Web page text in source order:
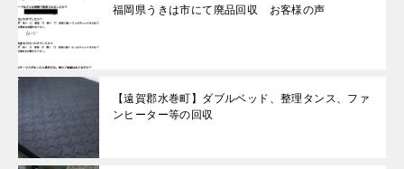
福岡県うきは市にて廃品回収 お客様の声
【遠賀郡水巻町】ダブルベッド、整理タンス、ファ
ンヒーター等の回収